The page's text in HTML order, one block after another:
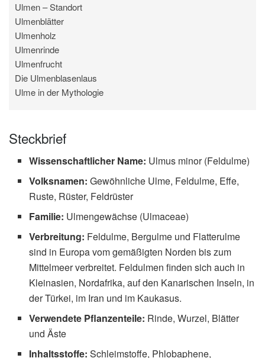
Ulmen – Standort
Ulmenblätter
Ulmenholz
Ulmenrinde
Ulmenfrucht
Die Ulmenblasenlaus
Ulme in der Mythologie
Steckbrief
Wissenschaftlicher Name: Ulmus minor (Feldulme)
Volksnamen: Gewöhnliche Ulme, Feldulme, Effe,
Ruste, Rüster, Feldrüster
Familie: Ulmengewächse (Ulmaceae)
Verbreitung: Feldulme, Bergulme und Flatterulme
sind in Europa vom gemäßigten Norden bis zum
Mittelmeer verbreitet. Feldulmen finden sich auch in
Kleinasien, Nordafrika, auf den Kanarischen Inseln, in
der Türkei, im Iran und im Kaukasus.
Verwendete Pflanzenteile: Rinde, Wurzel, Blätter
und Äste
Inhaltsstoffe: Schleimstoffe, Phlobaphene,